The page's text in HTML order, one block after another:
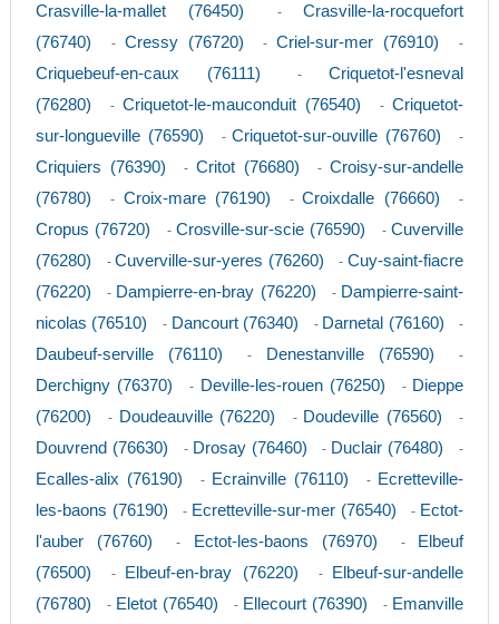
Crasville-la-mallet (76450) -Crasville-la-rocquefort
(76740)
- Cressy (76720) -Criel-sur-mer (76910) -
Criquebeuf-en-caux (76111) -Criquetot-l'esneval
(76280)
- Criquetot-le-mauconduit (76540) -Criquetot-
sur-longueville (76590)
-Criquetot-sur-ouville (76760) -
Criquiers (76390) - Critot (76680) -Croisy-sur-andelle
(76780)
- Croix-mare (76190) -Croixdalle (76660) -
Cropus (76720) -Crosville-sur-scie (76590) -Cuverville
(76280)
-Cuverville-sur-yeres (76260) -Cuy-saint-fiacre
(76220)
- Dampierre-en-bray (76220) - Dampierre-saint-
nicolas (76510)
- Dancourt (76340) - Darnetal (76160) -
Daubeuf-serville (76110) - Denestanville (76590) -
Derchigny (76370) - Deville-les-rouen (76250) - Dieppe
(76200)
- Doudeauville (76220) - Doudeville (76560) -
Douvrend (76630) - Drosay (76460) - Duclair (76480) -
Ecalles-alix (76190) - Ecrainville (76110) - Ecretteville-
les-baons (76190)
- Ecretteville-sur-mer (76540) - Ectot-
l'auber (76760)
- Ectot-les-baons (76970) -
Elbeuf
(76500)
- Elbeuf-en-bray (76220) -
Elbeuf-sur-andelle
(76780)
- Eletot (76540) - Ellecourt (76390) - Emanville